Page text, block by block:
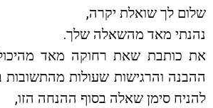
שלום לך שואלת יקרה,
נהנתי מאד מהשאלה שלך.
את כותבת שאת רחוקה מאד
ההבנה והרגישות שעולות מהתשובות
להניח סימן שאלה בסוף ההנחה הזו,